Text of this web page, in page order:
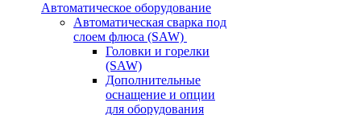
Автоматическое оборудование
Автоматическая сварка под
слоем флюса (SAW)
Головки и горелки
(SAW)
Дополнительные
оснащение и опции
для оборудования